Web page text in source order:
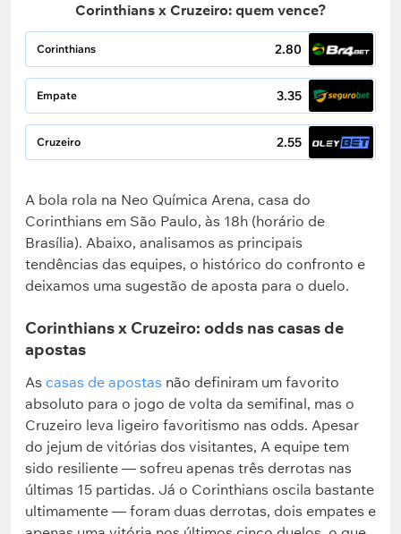
Corinthians x Cruzeiro: quem vence?
Corinthians 2.80
Empate 3.35
Cruzeiro 2.55
A bola rola na Neo Química Arena, casa do
Corinthians em São Paulo, às 18h (horário de
Brasília). Abaixo, analisamos as principais
tendências das equipes, o histórico do confronto e
deixamos uma sugestão de aposta para o duelo.
Corinthians x Cruzeiro: odds nas casas de
apostas
As casas de apostas não definiram um favorito
absoluto para o jogo de volta da semifinal, mas o
Cruzeiro leva ligeiro favoritismo nas odds. Apesar
do jejum de vitórias dos visitantes, A equipe tem
sido resiliente — sofreu apenas três derrotas nas
últimas 15 partidas. Já o Corinthians oscila bastante
ultimamente — foram duas derrotas, dois empates e